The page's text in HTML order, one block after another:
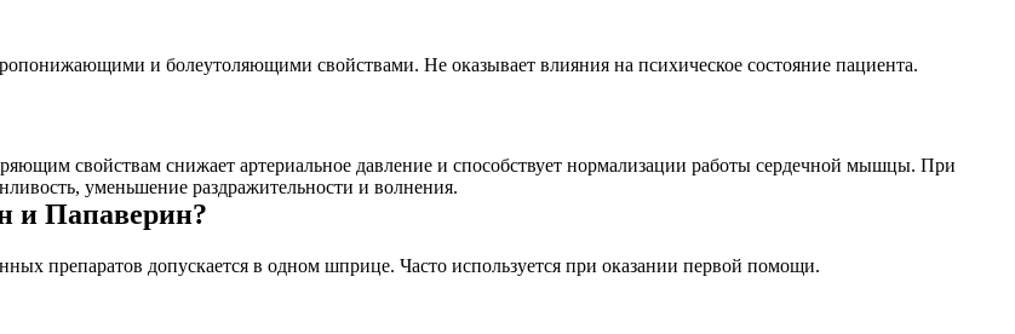
и болеутоляющими свойствами. Не оказывает влияния на психическое состояние пациента.
свойствам снижает артериальное давление и способствует нормализации работы сердечной мышцы. При
уменьшение раздражительности и волнения.
и Папаверин?
препаратов допускается в одном шприце. Часто используется при оказании первой помощи.